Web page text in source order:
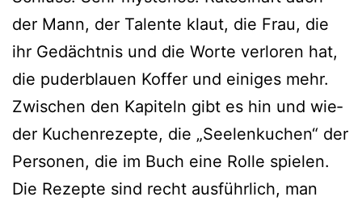
der Mann, der Talente klaut, die Frau, die
ihr Gedächtnis und die Worte ver­lo­ren hat,
die puder­blau­en Koffer und eini­ges mehr.
Zwischen den Kapiteln gibt es hin und wie­
der Kuchenrezepte, die „Seelenkuchen“ der
Personen, die im Buch eine Rolle spie­len.
Die Rezepte sind recht aus­führ­lich, man